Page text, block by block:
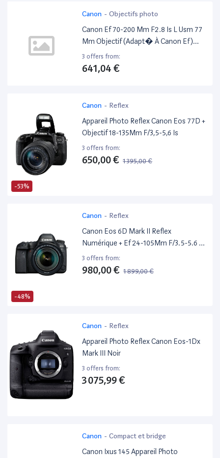
Canon - Objectifs photo
Canon Ef 70-200 Mm F2.8 Is L Usm 77
Mm Objectif (Adapt� À Canon Ef)
Blanc
3 offers from:
641,04 €
-53%
Canon - Reflex
Appareil Photo Reflex Canon Eos 77D +
Objectif 18-135Mm F/3,5-5,6 Is
3 offers from:
650,00 € 1 395,00 €
-48%
Canon - Reflex
Canon Eos 6D Mark II Reflex
Numérique + Ef 24-105Mm F/3.5-5.6 Is
Stm
3 offers from:
980,00 € 1 899,00 €
Canon - Reflex
Appareil Photo Reflex Canon Eos-1Dx
Mark III Noir
3 offers from:
3 075,99 €
Canon - Compact et bridge
Canon Ixus 145 Appareil Photo